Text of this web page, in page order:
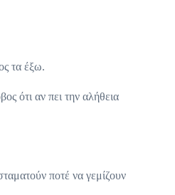
τα έξω.
ότι αν πει την αλήθεια
ποτέ να γεμίζουν